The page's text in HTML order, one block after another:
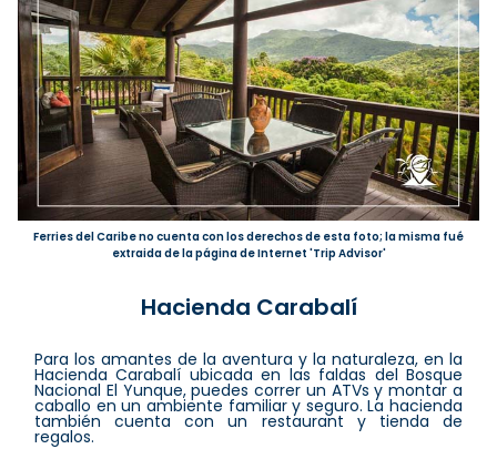
Ferries del Caribe no cuenta con los derechos de esta foto; la misma fué
extraida de la página de Internet 'Trip Advisor'
Hacienda Carabalí
Para los amantes de la aventura y la naturaleza, en la
Hacienda Carabalí ubicada en las faldas del Bosque
Nacional El Yunque, puedes correr un ATVs y montar a
caballo en un ambiente familiar y seguro. La hacienda
también cuenta con un restaurant y tienda de
regalos.